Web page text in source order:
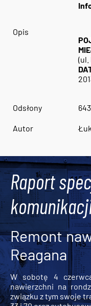
Opis
(ul.
Odsłony 643
Autor
Raport
Remont
Reagana
W sobotę 4
nawierzchni na
związku z tym swoje